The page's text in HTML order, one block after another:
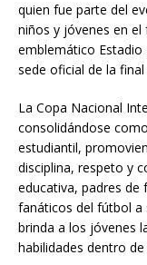
quien fue parte del
niños y jóvenes en
emblemático Estadio
sede oficial de la
La Copa Nacional
consolidándose
estudiantil,
disciplina, respeto y
educativa, padres de
fanáticos del fútbol a
brinda a los jóvenes
habilidades dentro de